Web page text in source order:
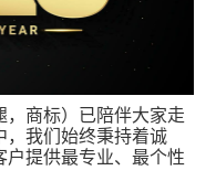
商标）已陪伴大家走
我们始终秉持着诚
提供最专业、最个性